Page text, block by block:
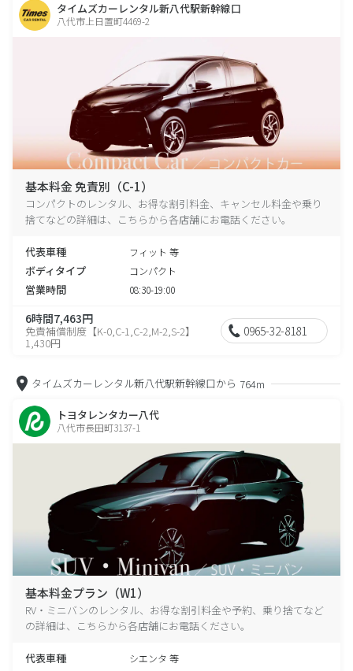
タイムズカーレンタル新八代駅新幹線口
八代市上日置町4469-2
基本料金 免責別（C-1）
コンパクトのレンタル、お得な割引料金、キャンセル料金や乗り
捨てなどの詳細は、こちらから各店舗にお電話ください。
代表車種 フィット 等
ボディタイプ コンパクト
営業時間 08:30-19:00
6時間7,463円
免責補償制度【K-0,C-1,C-2,M-2,S-2】
1,430円
0965-32-8181
タイムズカーレンタル新八代駅新幹線口から 764m
トヨタレンタカー八代
八代市長田町3137-1
基本料金プラン（W1）
RV・ミニバンのレンタル、お得な割引料金や予約、乗り捨てなど
の詳細は、こちらから各店舗にお電話ください。
代表車種 シエンタ 等